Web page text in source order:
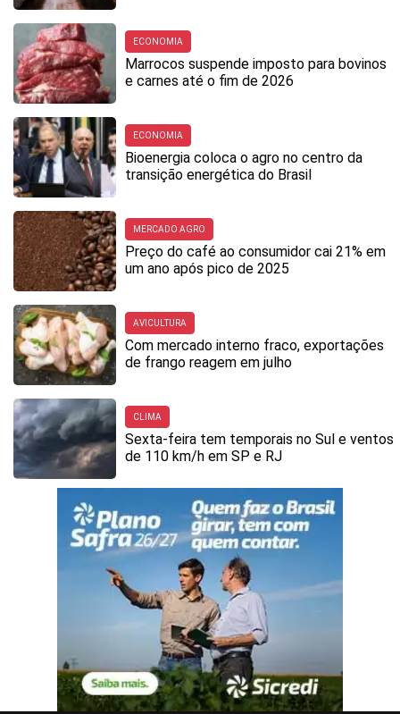
ECONOMIA
Marrocos suspende imposto para bovinos
e carnes até o fim de 2026
ECONOMIA
Bioenergia coloca o agro no centro da
transição energética do Brasil
MERCADO AGRO
Preço do café ao consumidor cai 21% em
um ano após pico de 2025
AVICULTURA
Com mercado interno fraco, exportações
de frango reagem em julho
CLIMA
Sexta-feira tem temporais no Sul e ventos
de 110 km/h em SP e RJ